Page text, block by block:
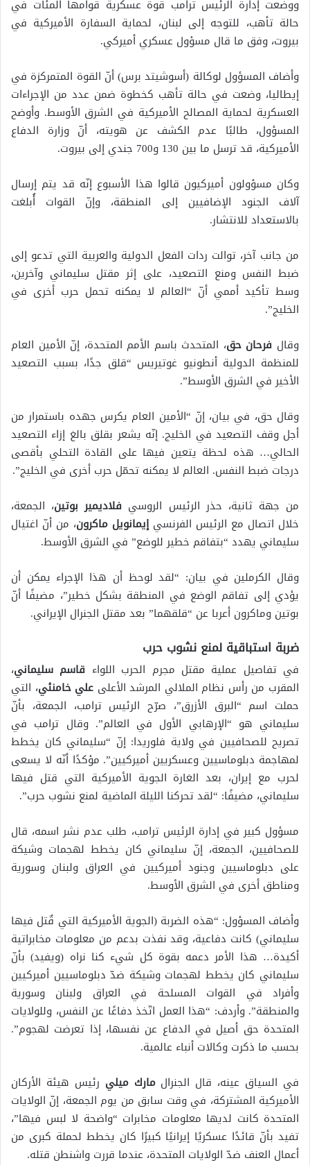
ووضعت إدارة الرئيس ترامب قوة عسكرية قوامها المئات في
حالة تأهب، للتوجه إلى لبنان، لحماية السفارة الأميركية في
بيروت، وفق ما قال مسؤول عسكري أميركي.
وأضاف المسؤول لوكالة (أسوشيتد برس) أنّ القوة المتمركزة في
إيطاليا، وضعت في حالة تأهب كخطوة ضمن عدد من الإجراءات
العسكرية لحماية المصالح الأميركية في الشرق الأوسط. وأوضح
المسؤول، طالبًا عدم الكشف عن هويته، أنّ وزارة الدفاع
الأميركية، قد ترسل ما بين 130 و700 جندي إلى بيروت.
وكان مسؤولون أميركيون قالوا هذا الأسبوع إنّه قد يتم إرسال
آلاف الجنود الإضافيين إلى المنطقة، وإنّ القوات أُبلغت
بالاستعداد للانتشار.
من جانب آخر، توالت ردات الفعل الدولية والعربية التي تدعو إلى
ضبط النفس ومنع التصعيد، على إثر مقتل سليماني وآخرين،
وسط تأكيد أممي أنّ “العالم لا يمكنه تحمل حرب أخرى في
الخليج”.
وقال فرحان حق، المتحدث باسم الأمم المتحدة، إنّ الأمين العام
للمنظمة الدولية أنطونيو غوتيريس “قلق جدًا، بسبب التصعيد
الأخير في الشرق الأوسط”.
وقال حق، في بيان، إنّ “الأمين العام يكرس جهده باستمرار من
أجل وقف التصعيد في الخليج. إنّه يشعر بقلق بالغ إزاء التصعيد
الحالي… هذه لحظة يتعين فيها على القادة التحلي بأقصى
درجات ضبط النفس. العالم لا يمكنه تحمّل حرب أخرى في الخليج”.
من جهة ثانية، حذر الرئيس الروسي فلاديمير بوتين، الجمعة،
خلال اتصال مع الرئيس الفرنسي إيمانويل ماكرون، من أنّ اغتيال
سليماني يهدد “بتفاقم خطير للوضع” في الشرق الأوسط.
وقال الكرملين في بيان: “لقد لوحظ أن هذا الإجراء يمكن أن
يؤدي إلى تفاقم الوضع في المنطقة بشكل خطير”، مضيفًا أنّ
بوتين وماكرون أعربا عن “قلقهما” بعد مقتل الجنرال الإيراني.
ضربة استباقية لمنع نشوب حرب
في تفاصيل عملية مقتل مجرم الحرب اللواء قاسم سليماني،
المقرب من رأس نظام الملالي المرشد الأعلى علي خامنئي، التي
حملت اسم “البرق الأزرق”، صرّح الرئيس ترامب، الجمعة، بأنّ
سليماني هو “الإرهابي الأول في العالم”. وقال ترامب في
تصريح للصحافيين في ولاية فلوريدا: إنّ “سليماني كان يخطط
لمهاجمة دبلوماسيين وعسكريين أميركيين”. مؤكدًا أنّه لا يسعى
لحرب مع إيران، بعد الغارة الجوية الأميركية التي قتل فيها
سليماني، مضيفًا: “لقد تحركنا الليلة الماضية لمنع نشوب حرب”.
مسؤول كبير في إدارة الرئيس ترامب، طلب عدم نشر اسمه، قال
للصحافيين، الجمعة، إنّ سليماني كان يخطط لهجمات وشيكة
على دبلوماسيين وجنود أميركيين في العراق ولبنان وسورية
ومناطق أخرى في الشرق الأوسط.
وأضاف المسؤول: “هذه الضربة (الجوية الأميركية التي قٌتل فيها
سليماني) كانت دفاعية، وقد نفذت بدعم من معلومات مخابراتية
أكيدة… هذا الأمر دعمه بقوة كل شيء كنا نراه (ويفيد) بأنّ
سليماني كان يخطط لهجمات وشيكة ضدّ دبلوماسيين أميركيين
وأفراد في القوات المسلحة في العراق ولبنان وسورية
والمنطقة”. وأردف: “هذا العمل اتّخذ دفاعًا عن النفس، وللولايات
المتحدة حق أصيل في الدفاع عن نفسها، إذا تعرضت لهجوم”.
بحسب ما ذكرت وكالات أنباء عالمية.
في السياق عينه، قال الجنرالمارك ميلي رئيس هيئة الأركان
الأميركية المشتركة، في وقت سابق من يوم الجمعة، إنّ الولايات
المتحدة كانت لديها معلومات مخابرات “واضحة لا لبس فيها”،
تفيد بأنّ قائدًا عسكريًا إيرانيًا كبيرًا كان يخطط لحملة كبرى من
أعمال العنف ضدّ الولايات المتحدة، عندما قررت واشنطن قتله.